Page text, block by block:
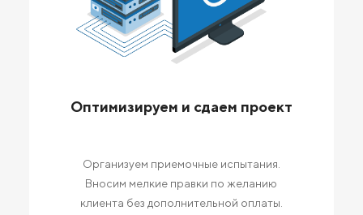
Оптимизируем и сдаем проект
Организуем приемочные испытания.
Вносим мелкие правки по желанию
клиента без дополнительной оплаты.